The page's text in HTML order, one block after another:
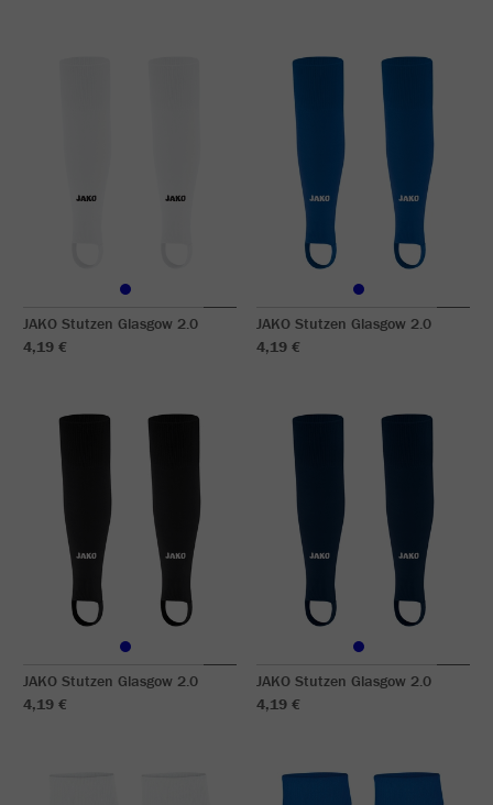
JAKO Stutzen Glasgow 2.0
4,19 €
JAKO Stutzen Glasgow 2.0
4,19 €
JAKO Stutzen Glasgow 2.0
4,19 €
JAKO Stutzen Glasgow 2.0
4,19 €